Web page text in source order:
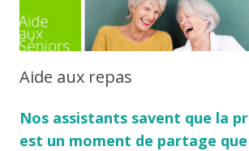
Aide aux repas
Nos assistants savent que la
est un moment de partage